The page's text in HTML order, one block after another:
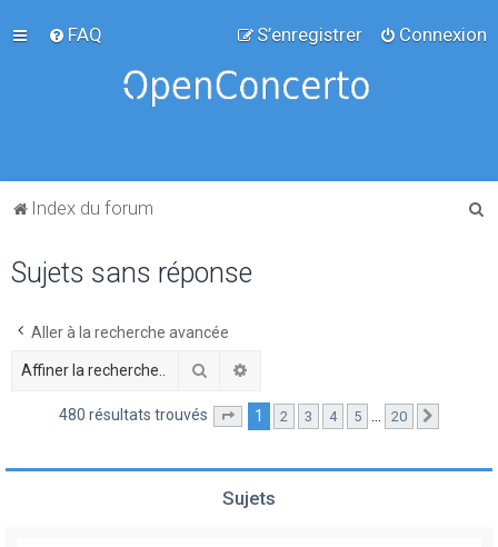
FAQ Connexion
S’enregistrer
Index du forum
Sujets sans réponse
Aller à la recherche avancée
Rechercher
480 résultats trouvés Page sur20
1 2 3 4 5 … 20
Sujets